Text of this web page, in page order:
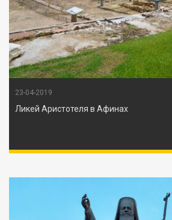
23-04-2019
Ликей Аристотеля в Афинах